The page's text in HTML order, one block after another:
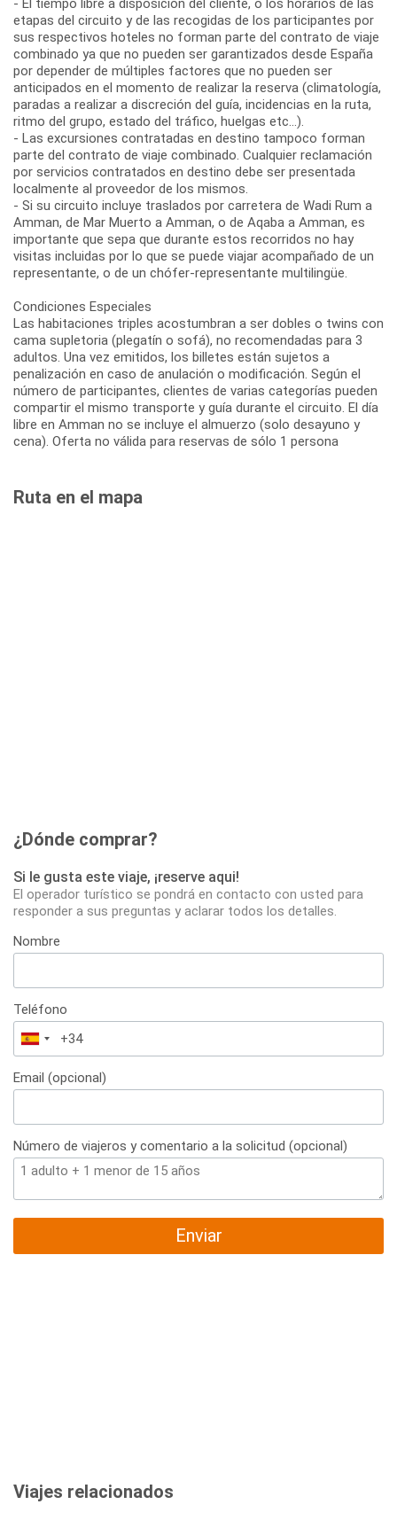
etapas del circuito y de las recogidas de los participantes por
sus respectivos hoteles no forman parte del contrato de viaje
combinado ya que no pueden ser garantizados desde España
por depender de múltiples factores que no pueden ser
anticipados en el momento de realizar la reserva (climatología,
paradas a realizar a discreción del guía, incidencias en la ruta,
ritmo del grupo, estado del tráfico, huelgas etc...).
- Las excursiones contratadas en destino tampoco forman
parte del contrato de viaje combinado. Cualquier reclamación
por servicios contratados en destino debe ser presentada
localmente al proveedor de los mismos.
- Si su circuito incluye traslados por carretera de Wadi Rum a
Amman, de Mar Muerto a Amman, o de Aqaba a Amman, es
importante que sepa que durante estos recorridos no hay
visitas incluidas por lo que se puede viajar acompañado de un
representante, o de un chófer-representante multilingüe.
Condiciones Especiales
Las habitaciones triples acostumbran a ser dobles o twins con
cama supletoria (plegatín o sofá), no recomendadas para 3
adultos. Una vez emitidos, los billetes están sujetos a
penalización en caso de anulación o modificación. Según el
número de participantes, clientes de varias categorías pueden
compartir el mismo transporte y guía durante el circuito. El día
libre en Amman no se incluye el almuerzo (solo desayuno y
cena). Oferta no válida para reservas de sólo 1 persona
Ruta en el mapa
¿Dónde comprar?
Si le gusta este viaje, ¡reserve aqui!
El operador turístico se pondrá en contacto con usted para
responder a sus preguntas y aclarar todos los detalles.
Nombre
Teléfono
España
+34
Email (opcional)
Número de viajeros y comentario a la solicitud (opcional)
Enviar
Viajes relacionados